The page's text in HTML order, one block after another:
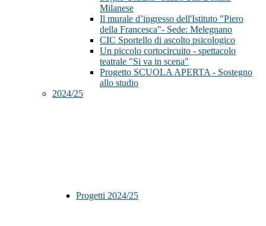
Milanese
Il murale d’ingresso dell'Istituto "Piero
della Francesca"- Sede: Melegnano
CIC Sportello di ascolto psicologico
Un piccolo cortocircuito - spettacolo
teatrale "Si va in scena"
Progetto SCUOLA APERTA - Sostegno
allo studio
2024/25
Progetti 2024/25